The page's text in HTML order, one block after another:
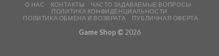
О НАС КОНТАКТЫ
ЧАСТО ЗАДАВАЕМЫЕ ВОПРОСЫ
ПОЛИТИКА КОНФИДЕНЦИАЛЬНОСТИ
ПОЛИТИКА ОБМЕНА И ВОЗВРАТА
ПУБЛИЧНАЯ ОФЕРТА
Game Shop © 2026